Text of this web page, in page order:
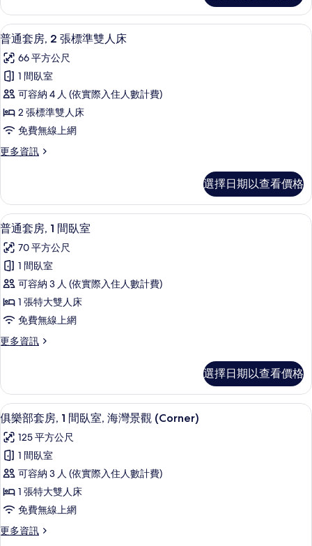
床
的
所
有
相
片
2
張
標
準
雙
人
的
詳
情
顯
示
普
通
套
房,
張
準
雙
人
床
的
所
有
相
片
普通套房, 2 張標準雙人床 | 高級寢具
4
普通套房, 2 張標準雙人床
66 平方公尺
1 間臥室
可容納 4 人 (依實際入住人數計費)
2 張標準雙人床
免費無線上網
更多資訊
更
套
房,
2
張
標
準
人
床
的
詳
情
選擇日期以查看價格
顯
示
普
通
套
房,
間
室
的
所
有
相
片
普通套房, 1 間臥室 | 高級寢具、羽絨
5
普通套房, 1 間臥室
70 平方公尺
1 間臥室
可容納 3 人 (依實際入住人數計費)
1 張特大雙人床
免費無線上網
更多資訊
更
套
房,
1
臥
室
詳
情
選擇日期以查看價格
顯
示
俱
樂
部
套
房,
1
俱樂部套房, 1 間臥室, 海灣景觀
9
俱樂部套房, 1 間臥室, 海灣景觀 (Corner)
125 平方公尺
1 間臥室
可容納 3 人 (依實際入住人數計費)
1 張特大雙人床
免費無線上網
更多資訊
更